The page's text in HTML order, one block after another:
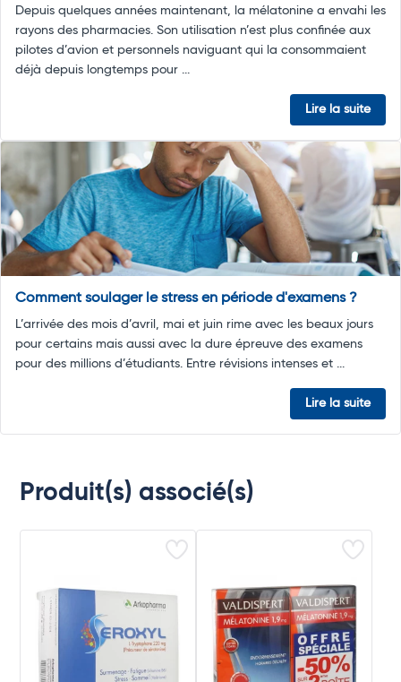
Depuis quelques années maintenant, la mélatonine a envahi les
rayons des pharmacies. Son utilisation n’est plus confinée aux
pilotes d’avion et personnels naviguant qui la consommaient
déjà depuis longtemps pour ...
Lire la suite
Comment soulager le stress en période d'examens ?
L’arrivée des mois d’avril, mai et juin rime avec les beaux jours
pour certains mais aussi avec la dure épreuve des examens
pour des millions d’étudiants. Entre révisions intenses et ...
Lire la suite
Produit(s) associé(s)